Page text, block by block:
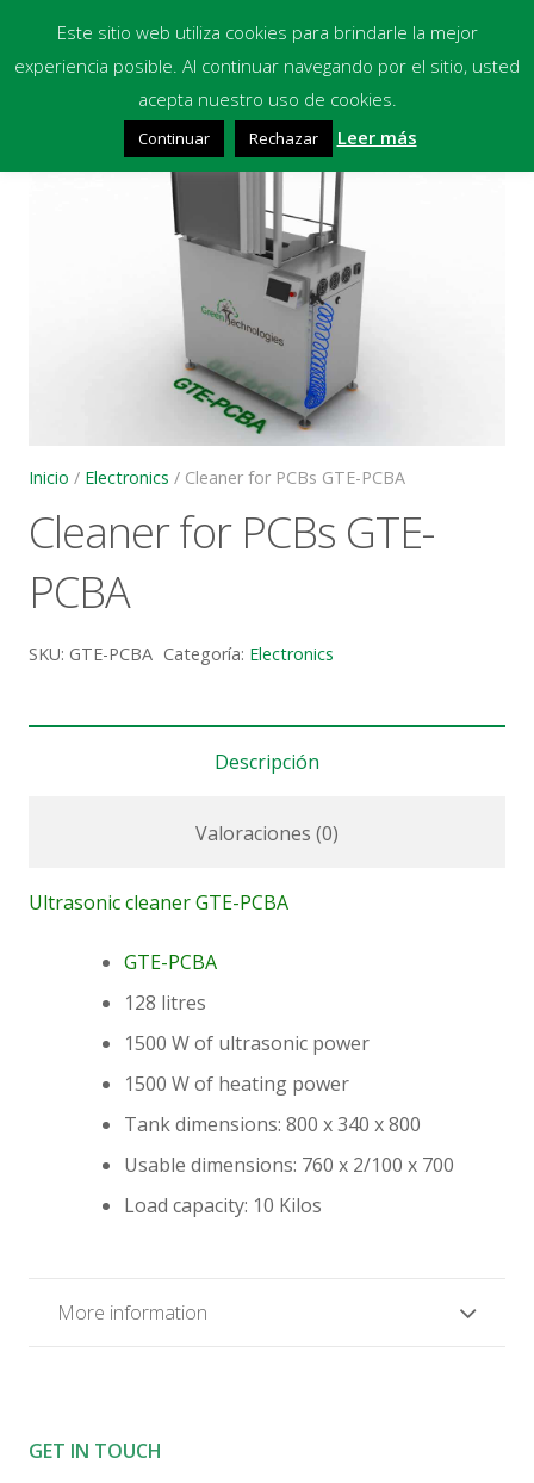
Productos Químicos
Inicio / Electronics / Cleaner for PCBs GTE-PCBA
Cleaner for PCBs GTE-
PCBA
SKU: GTE-PCBA Categoría: Electronics
Descripción
Valoraciones (0)
Ultrasonic cleaner GTE-PCBA
GTE-PCBA
128 litres
1500 W of ultrasonic power
1500 W of heating power
Tank dimensions: 800 x 340 x 800
Usable dimensions: 760 x 2/100 x 700
Load capacity: 10 Kilos
More information
GET IN TOUCH
Este sitio web utiliza cookies para brindarle la mejor
experiencia posible. Al continuar navegando por el sitio, usted
acepta nuestro uso de cookies.
Continuar Rechazar Leer más